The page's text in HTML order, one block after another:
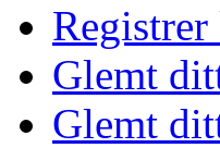
Glemt
Glemt